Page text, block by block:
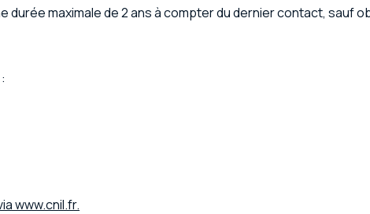
maximale de 2 ans à compter du dernier contact, sauf
www.cnil.fr.